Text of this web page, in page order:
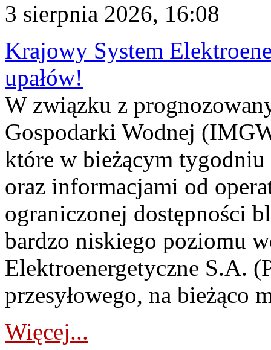
3 sierpnia 2026, 16:08
Krajowy System
upałów!
W związku z
Gospodarki Wodnej
które w bieżącym tygodniu
oraz informacjami od
ograniczonej dostępności
bardzo niskiego poziomu
Elektroenergetyczne S.A.
przesyłowego, na bieżąco
Więcej...